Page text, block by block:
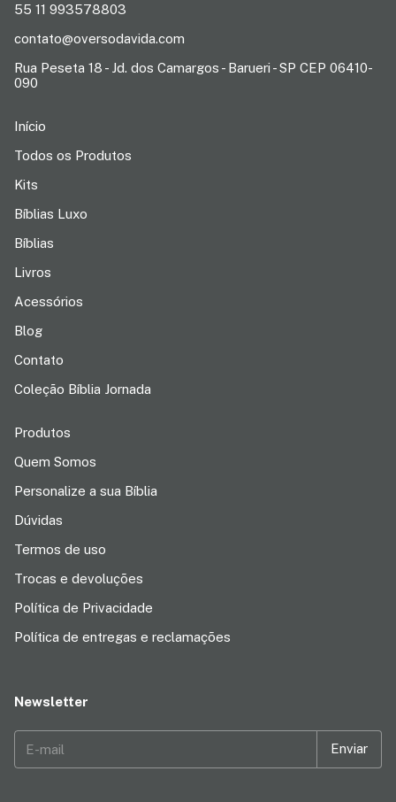
55 11 993578803
contato@oversodavida.com
Rua Peseta 18 - Jd. dos Camargos - Barueri - SP CEP 06410-
090
Início
Todos os Produtos
Kits
Bíblias Luxo
Bíblias
Livros
Acessórios
Blog
Contato
Coleção Bíblia Jornada
Produtos
Quem Somos
Personalize a sua Bíblia
Dúvidas
Termos de uso
Trocas e devoluções
Política de Privacidade
Política de entregas e reclamações
Newsletter